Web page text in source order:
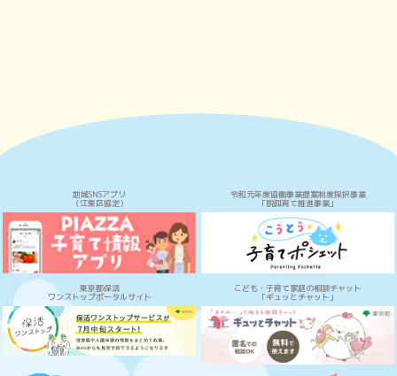
地域SNSアプリ
（江東区協定）
令和元年度協働事業提案制度採択事業
「脱孤育て推進事業」
東京都保活
ワンストップポータルサイト
こども・子育て家庭の相談チャット
「ギュッとチャット」